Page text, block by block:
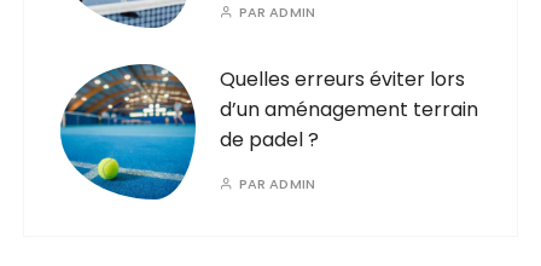
PARADMIN
Quelles erreurs éviter lors
d’un aménagement terrain
de padel ?
PARADMIN